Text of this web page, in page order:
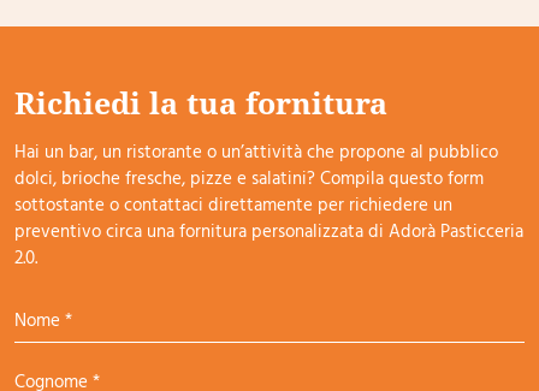
Richiedi la tua fornitura
Hai un bar, un ristorante o un’attività che propone al pubblico
dolci, brioche fresche, pizze e salatini? Compila questo form
sottostante o contattaci direttamente per richiedere un
preventivo circa una fornitura personalizzata di Adorà Pasticceria
2.0.